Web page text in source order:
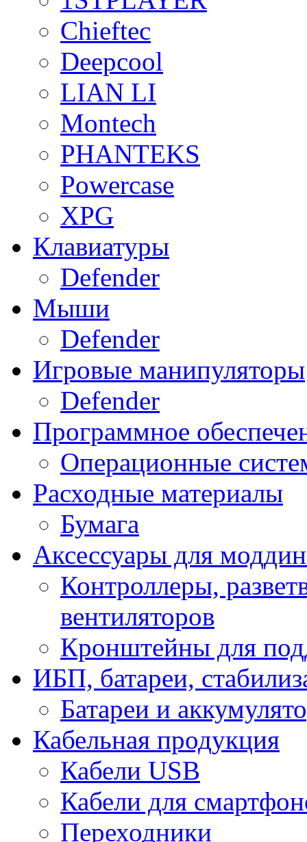
Chieftec
Deepcool
LIAN LI
Montech
PHANTEKS
Powercase
XPG
Клавиатуры
Defender
Мыши
Defender
Игровые манипуляторы
Defender
Программное
Операционные
Расходные материалы
Бумага
Аксессуары для
Контроллеры,
вентиляторов
Кронштейны для
ИБП, батареи,
Батареи и
Кабельная продукция
Кабели USB
Кабели для
Переходники